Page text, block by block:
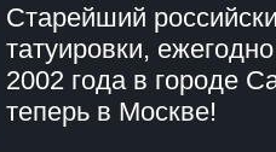
Старейший
татуировки,
2002 года в городе
теперь в Москве!